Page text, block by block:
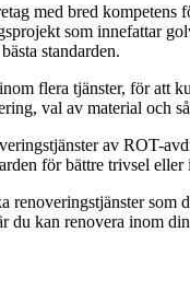
med bred
som innefattar
standarden.
flera tjänster, för att
val av material och
av ROT-
för bättre trivsel
som
du kan renovera inom